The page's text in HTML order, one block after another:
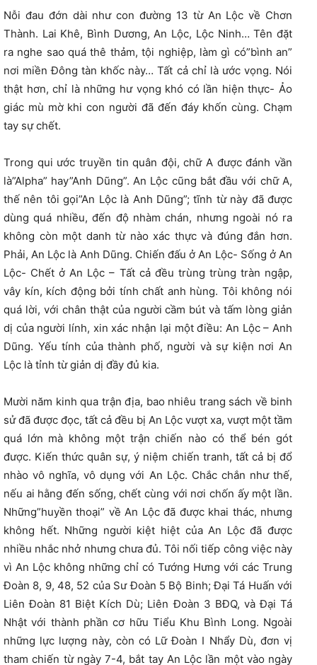
Nỗi đau đớn dài như con đường 13 từ An Lộc về Chơn
Thành. Lai Khê, Bình Dương, An Lộc, Lộc Ninh… Tên đặt
ra nghe sao quá thê thảm, tội nghiệp, làm gì có”bình an”
nơi miền Đông tàn khốc này… Tất cả chỉ là ước vọng. Nói
thật hơn, chỉ là những hư vọng khó có lần hiện thực- Ảo
giác mù mờ khi con người đã đến đáy khốn cùng. Chạm
tay sự chết.
Trong qui ước truyền tin quân đội, chữ A được đánh vần
là”Alpha” hay”Anh Dũng”. An Lộc cũng bắt đầu với chữ A,
thế nên tôi gọi”An Lộc là Anh Dũng”; tĩnh từ này đã được
dùng quá nhiều, đến độ nhàm chán, nhưng ngoài nó ra
không còn một danh từ nào xác thực và đúng đắn hơn.
Phải, An Lộc là Anh Dũng. Chiến đấu ở An Lộc- Sống ở An
Lộc- Chết ở An Lộc – Tất cả đều trùng trùng tràn ngập,
vây kín, kích động bởi tính chất anh hùng. Tôi không nói
quá lời, với chân thật của người cầm bút và tấm lòng giản
dị của người lính, xin xác nhận lại một điều: An Lộc – Anh
Dũng. Yếu tính của thành phố, người và sự kiện nơi An
Lộc là tỉnh từ giản dị đầy đủ kia.
Mười năm kinh qua trận địa, bao nhiêu trang sách về binh
sử đã được đọc, tất cả đều bị An Lộc vượt xa, vượt một tầm
quá lớn mà không một trận chiến nào có thể bén gót
được. Kiến thức quân sự, ý niệm chiến tranh, tất cả bị đổ
nhào vô nghĩa, vô dụng với An Lộc. Chắc chắn như thế,
nếu ai hằng đến sống, chết cùng với nơi chốn ấy một lần.
Những”huyền thoại” về An Lộc đã được khai thác, nhưng
không hết. Những người kiệt hiệt của An Lộc đã được
nhiều nhắc nhở nhưng chưa đủ. Tôi nối tiếp công việc này
vì An Lộc không những chỉ có Tướng Hưng với các Trung
Đoàn 8, 9, 48, 52 của Sư Đoàn 5 Bộ Binh; Đại Tá Huấn với
Liên Đoàn 81 Biệt Kích Dù; Liên Đoàn 3 BĐQ, và Đại Tá
Nhật với thành phần cơ hữu Tiểu Khu Bình Long. Ngoài
những lực lượng này, còn có Lữ Đoàn I Nhẩy Dù, đơn vị
tham chiến từ ngày 7-4, bắt tay An Lộc lần một vào ngày